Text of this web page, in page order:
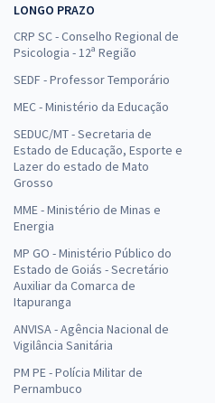
LONGO PRAZO
CRP SC - Conselho Regional de
Psicologia - 12ª Região
SEDF - Professor Temporário
MEC - Ministério da Educação
SEDUC/MT - Secretaria de
Estado de Educação, Esporte e
Lazer do estado de Mato
Grosso
MME - Ministério de Minas e
Energia
MP GO - Ministério Público do
Estado de Goiás - Secretário
Auxiliar da Comarca de
Itapuranga
ANVISA - Agência Nacional de
Vigilância Sanitária
PM PE - Polícia Militar de
Pernambuco